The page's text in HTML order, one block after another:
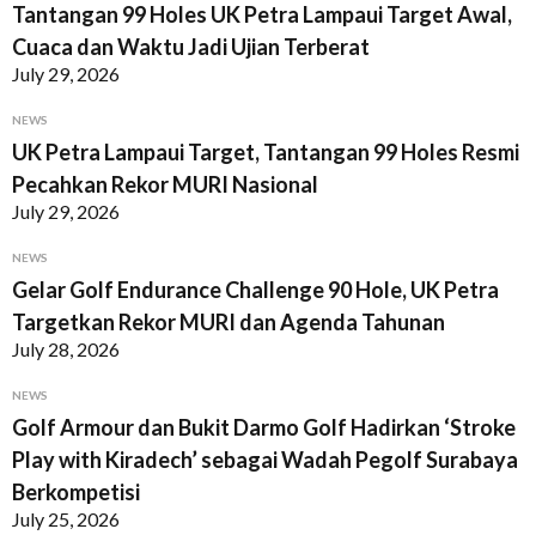
Tantangan 99 Holes UK Petra Lampaui Target Awal,
Cuaca dan Waktu Jadi Ujian Terberat
July 29, 2026
NEWS
UK Petra Lampaui Target, Tantangan 99 Holes Resmi
Pecahkan Rekor MURI Nasional
July 29, 2026
NEWS
Gelar Golf Endurance Challenge 90 Hole, UK Petra
Targetkan Rekor MURI dan Agenda Tahunan
July 28, 2026
NEWS
Golf Armour dan Bukit Darmo Golf Hadirkan ‘Stroke
Play with Kiradech’ sebagai Wadah Pegolf Surabaya
Berkompetisi
July 25, 2026